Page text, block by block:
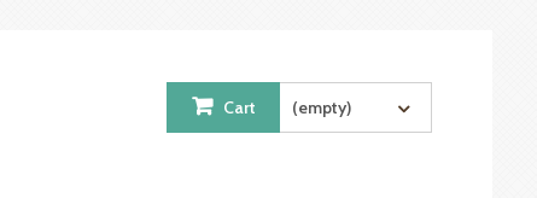
Cart (empty)